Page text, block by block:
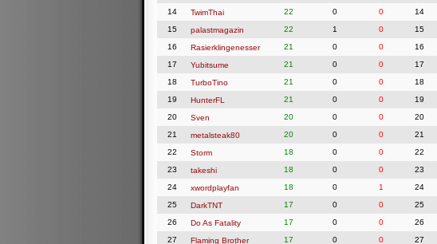
14
TwimThai 22 0
0
15
palastmagazin 22 1
0
16
Rasierklingenesser 21 0
0
17
Yubitsume 21 0
0
18
TurboTino 21 0
0
19
HunterFL 21 0
0
20
Sven 20 0
0
21
metalsteak80 20 0
0
22
Storm 18 0
0
23
takeshi 18 0
0
24
xwordplayfan 18 0
1
25
DarkTNT 17 0
0
26
Do As Fatality 17 0
0
27
Flaming Brother 17 0 0
14
15
16
17
18
19
20
21
22
23
24
25
26
27